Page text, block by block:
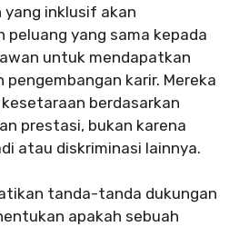
yang inklusif akan
peluang yang sama kepada
untuk mendapatkan
pengembangan karir. Mereka
berdasarkan
prestasi, bukan karena
atau diskriminasi lainnya.
tanda-tanda dukungan
apakah sebuah